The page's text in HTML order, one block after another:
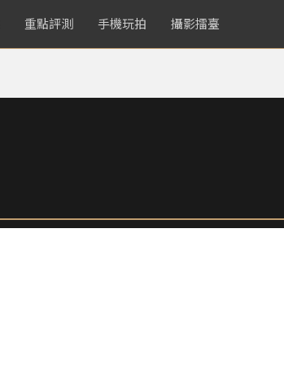
重點評測 手機玩拍 攝影擂臺